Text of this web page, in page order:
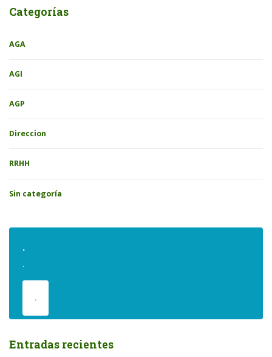
Categorías
AGA
AGI
AGP
Direccion
RRHH
Sin categoría
.
.
.
Entradas recientes